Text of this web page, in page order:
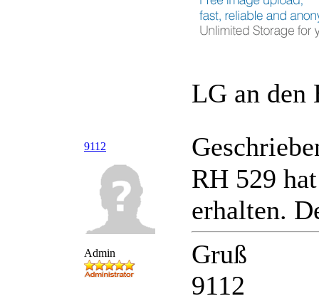
LG an
9112
Admin
RH 529
erhalten.
Gruß
9112